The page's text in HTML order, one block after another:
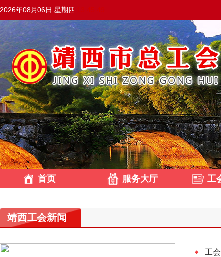
2026年08月06日 星期四
首页 服务大厅 工
靖西工会新闻